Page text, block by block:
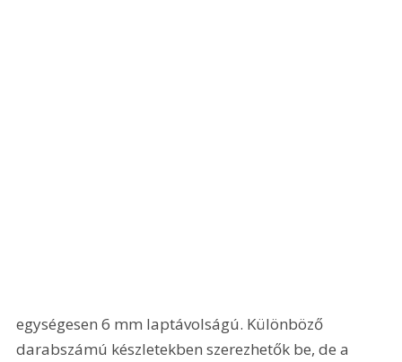
egységesen 6 mm laptávolságú. Különböző
darabszámú készletekben szerezhetők be, de a